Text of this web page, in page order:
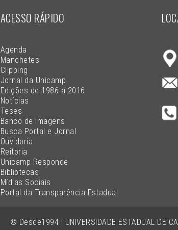
© Desde1994 | UNIVERSIDADE ESTADUAL DE
ACESSO RÁPIDO
Agenda
Manchetes
Clipping
Jornal da Unicamp
Edições de 1986 a 2016
Notícias
Teses
Banco de Imagens
Busca Portal e Jornal
Ouvidoria
Reitoria
Unicamp Responde
Bibliotecas
Mídias Sociais
Portal da Transparência Estadual